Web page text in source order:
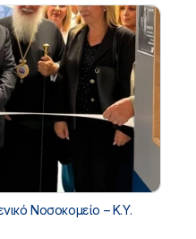
Νοσοκομείο – Κ.Υ.